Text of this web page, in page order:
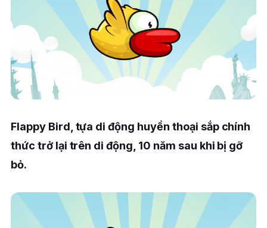
Flappy Bird, tựa di động huyền thoại sắp chính
thức trở lại trên di động, 10 năm sau khi bị gỡ
bỏ.